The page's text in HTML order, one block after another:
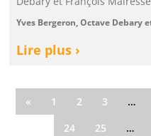
Yves Bergeron, Octave Debary
Lire plus ›
« 1 2 3 …
24
25 …